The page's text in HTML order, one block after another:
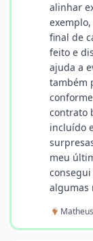
alinhar
final de
feito e
ajuda a
também
contrato
incluído
meu
algumas